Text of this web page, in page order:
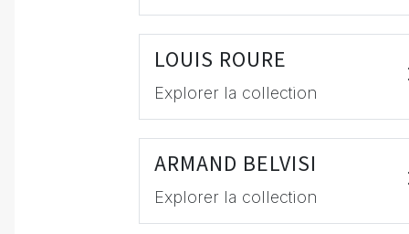
LOUIS ROURE
Explorer la collection
ARMAND BELVISI
Explorer la collection